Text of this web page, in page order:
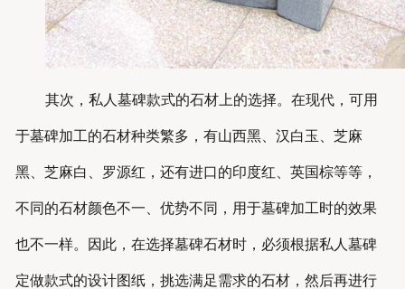
其次，私人墓碑款式的石材上的选择。在现代，可用
于墓碑加工的石材种类繁多，有山西黑、汉白玉、芝麻
黑、芝麻白、罗源红，还有进口的印度红、英国棕等等，
不同的石材颜色不一、优势不同，用于墓碑加工时的效果
也不一样。因此，在选择墓碑石材时，必须根据私人墓碑
定做款式的设计图纸，挑选满足需求的石材，然后再进行